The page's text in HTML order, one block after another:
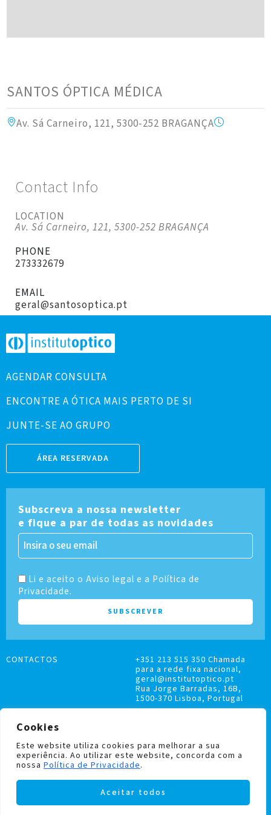
Cookies
Este website utiliza cookies para melhorar a sua
experiência. Ao utilizar este website, concorda com a
nossa Política de Privacidade.
Aceitar todos
SANTOS ÓPTICA MÉDICA
Av. Sá Carneiro, 121, 5300-252 BRAGANÇA
Contact Info
LOCATION
Av. Sá Carneiro, 121, 5300-252 BRAGANÇA
PHONE
273332679
EMAIL
geral@santosoptica.pt
AGENDAR CONSULTA
ENCONTRE A ÓTICA MAIS PERTO DE SI
JUNTE-SE AO GRUPO
ÁREA RESERVADA
Subscreva a nossa newsletter
e fique a par de todas as novidades
Li e aceito o Aviso legal e a Política de
Privacidade.
LIVRO DE RECLAMAÇÕES
POLÍTICA DE PRIVACIDADE E COOKIES
CONTACTOS
+351 213 515 350 Chamada
para a rede fixa nacional,
geral@institutoptico.pt
Rua Jorge Barradas, 16B,
1500-370 Lisboa, Portugal